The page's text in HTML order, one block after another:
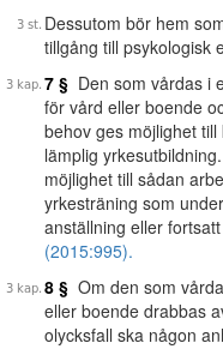
Dessutom bör hem
tillgång till psykologisk
7 § Den som vårdas i
för vård eller boende
behov ges möjlighet
lämplig
möjlighet till sådan
yrkesträning som
anställning eller
(2015:995).
8 § Om den som
eller boende drabbas
olycksfall ska någon